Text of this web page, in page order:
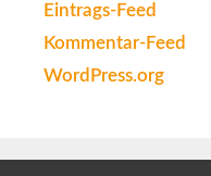
Eintrags-Feed
Kommentar-Feed
WordPress.org